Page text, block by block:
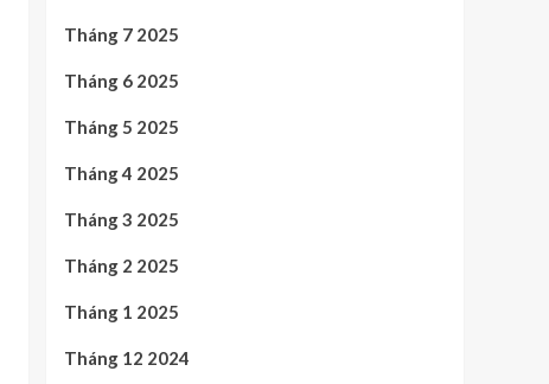
Tháng 7 2025
Tháng 6 2025
Tháng 5 2025
Tháng 4 2025
Tháng 3 2025
Tháng 2 2025
Tháng 1 2025
Tháng 12 2024